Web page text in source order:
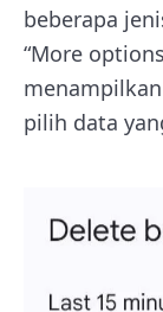
beberapa
“More
pilih data